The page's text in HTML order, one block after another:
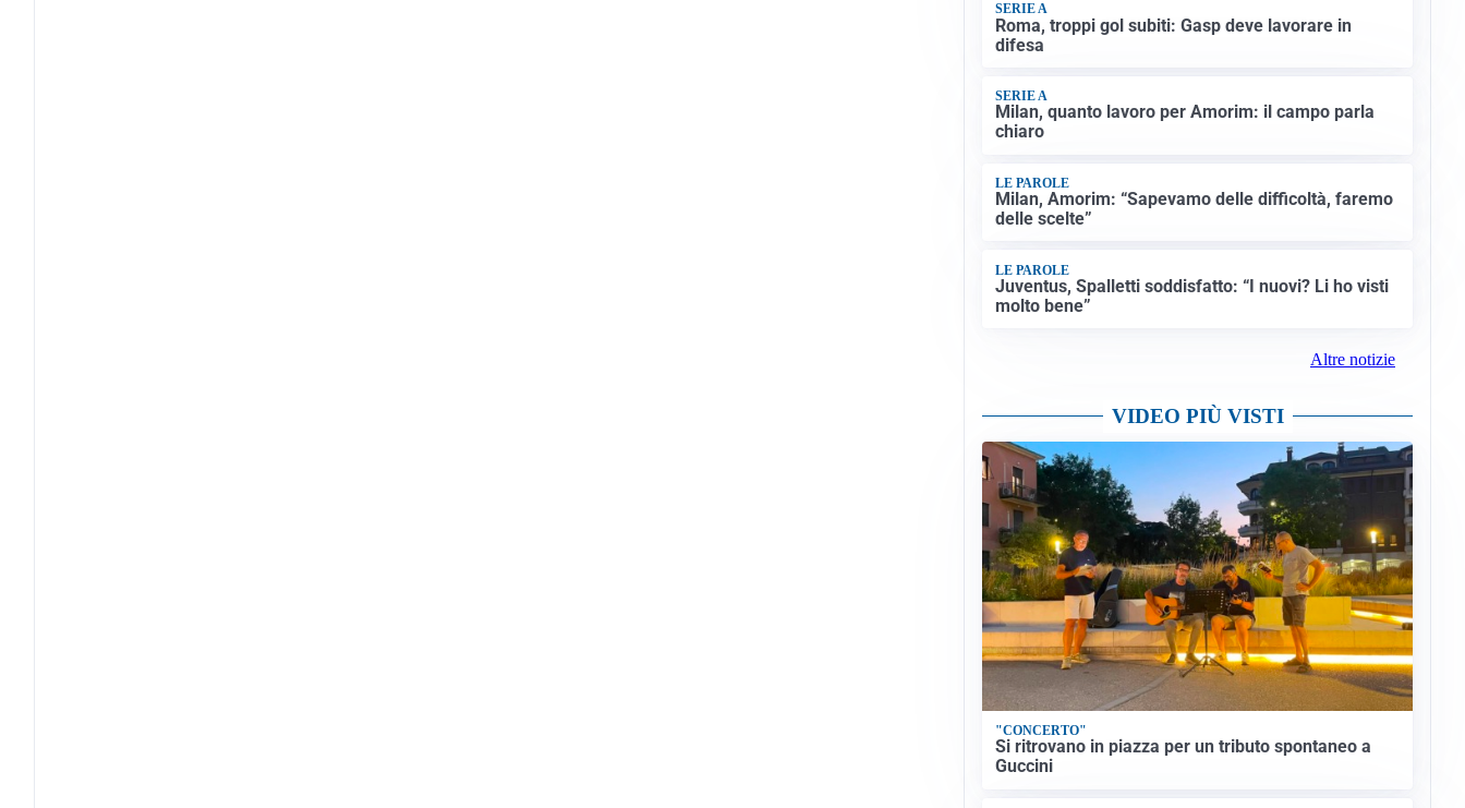
SERIE A
Roma, troppi gol subiti: Gasp deve lavorare in
difesa
SERIE A
Milan, quanto lavoro per Amorim: il campo parla
chiaro
LE PAROLE
Milan, Amorim: “Sapevamo delle difficoltà, faremo
delle scelte”
LE PAROLE
Juventus, Spalletti soddisfatto: “I nuovi? Li ho visti
molto bene”
Altre notizie
VIDEO PIÙ VISTI
"CONCERTO"
Si ritrovano in piazza per un tributo spontaneo a
Guccini